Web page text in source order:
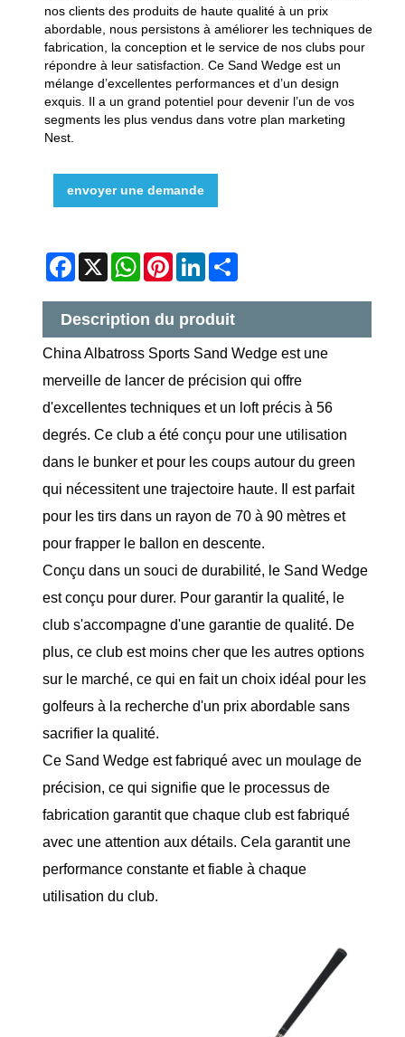
nos clients des produits de haute qualité à un prix
abordable, nous persistons à améliorer les techniques de
fabrication, la conception et le service de nos clubs pour
répondre à leur satisfaction. Ce Sand Wedge est un
mélange d’excellentes performances et d’un design
exquis. Il a un grand potentiel pour devenir l’un de vos
segments les plus vendus dans votre plan marketing
Nest.
envoyer une demande
Facebook
X WhatsApp
Pinterest
LinkedIn
Description du produit
China Albatross Sports Sand Wedge est une
merveille de lancer de précision qui offre
d'excellentes techniques et un loft précis à 56
degrés. Ce club a été conçu pour une utilisation
dans le bunker et pour les coups autour du green
qui nécessitent une trajectoire haute. Il est parfait
pour les tirs dans un rayon de 70 à 90 mètres et
pour frapper le ballon en descente.
Conçu dans un souci de durabilité, le Sand Wedge
est conçu pour durer. Pour garantir la qualité, le
club s'accompagne d'une garantie de qualité. De
plus, ce club est moins cher que les autres options
sur le marché, ce qui en fait un choix idéal pour les
golfeurs à la recherche d'un prix abordable sans
sacrifier la qualité.
Ce Sand Wedge est fabriqué avec un moulage de
précision, ce qui signifie que le processus de
fabrication garantit que chaque club est fabriqué
avec une attention aux détails. Cela garantit une
performance constante et fiable à chaque
utilisation du club.